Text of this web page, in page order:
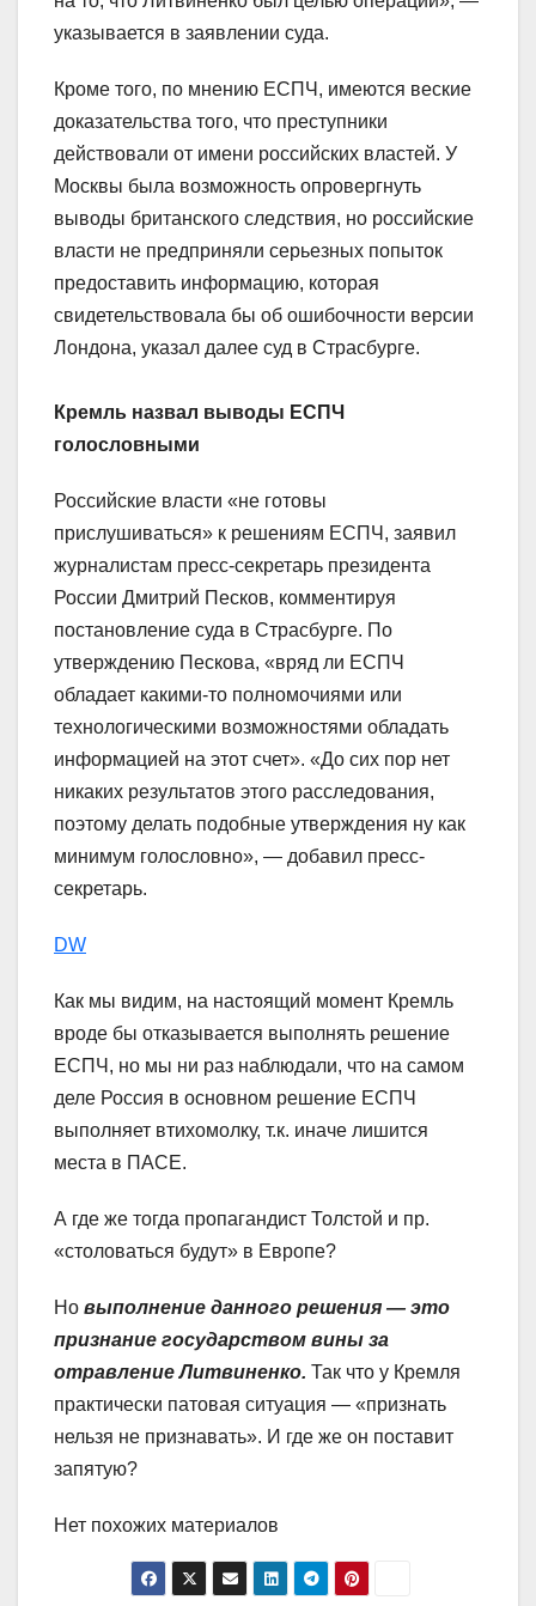
указывается в заявлении суда.
Кроме того, по мнению ЕСПЧ, имеются веские
доказательства того, что преступники
действовали от имени российских властей. У
Москвы была возможность опровергнуть
выводы британского следствия, но российские
власти не предприняли серьезных попыток
предоставить информацию, которая
свидетельствовала бы об ошибочности версии
Лондона, указал далее суд в Страсбурге.
Кремль назвал выводы ЕСПЧ
голословными
Российские власти «не готовы
прислушиваться» к решениям ЕСПЧ, заявил
журналистам пресс-секретарь президента
России Дмитрий Песков, комментируя
постановление суда в Страсбурге. По
утверждению Пескова, «вряд ли ЕСПЧ
обладает какими-то полномочиями или
технологическими возможностями обладать
информацией на этот счет». «До сих пор нет
никаких результатов этого расследования,
поэтому делать подобные утверждения ну как
минимум голословно», — добавил пресс-
секретарь.
DW
Как мы видим, на настоящий момент Кремль
вроде бы отказывается выполнять решение
ЕСПЧ, но мы ни раз наблюдали, что на самом
деле Россия в основном решение ЕСПЧ
выполняет втихомолку, т.к. иначе лишится
места в ПАСЕ.
А где же тогда пропагандист Толстой и пр.
«столоваться будут» в Европе?
Но выполнение данного решения — это
признание государством вины за
отравление Литвиненко. Так что у Кремля
практически патовая ситуация — «признать
нельзя не признавать». И где же он поставит
запятую?
Нет похожих материалов